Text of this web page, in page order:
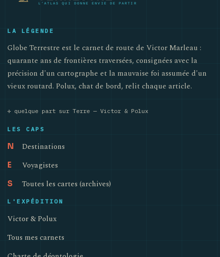
LA LÉGENDE
Globe Terrestre est le carnet de route de Victor Marleau :
quarante ans de frontières traversées, consignées avec la
précision d'un cartographe et la mauvaise foi assumée d'un
vieux routard. Polux, chat de bord, relit chaque article.
✛ quelque part sur Terre — Victor & Polux
LES CAPS
N Destinations
E Voyagistes
S Toutes les cartes (archives)
L'EXPÉDITION
Victor & Polux
Tous mes carnets